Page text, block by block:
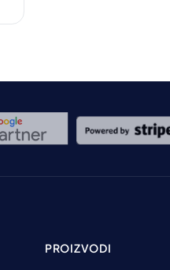
PROIZVODI